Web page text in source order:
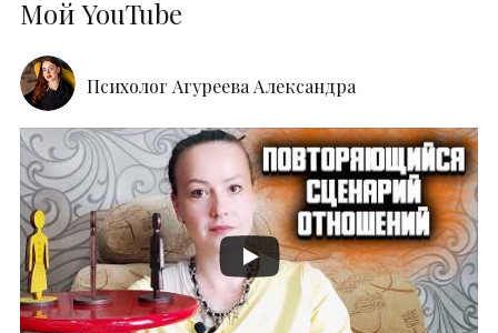
Мой YouTube
Психолог Агуреева Александра